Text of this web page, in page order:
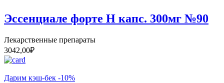
Эссенциале форте Н капс. 300мг №90
Лекарственные препараты
3042,00₽
Дарим кэш-бек -10%